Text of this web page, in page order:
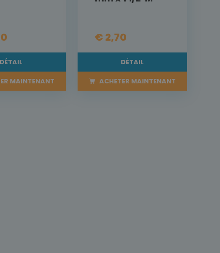
DÉTAIL
MAINTENANT
€ 2,70
DÉTAIL
ACHETER MAINTENANT